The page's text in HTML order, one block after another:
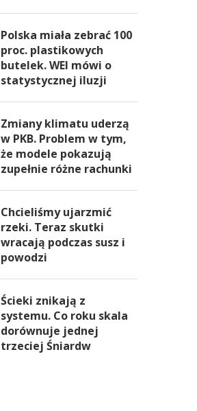
Polska miała zebrać 100
proc. plastikowych
butelek. WEI mówi o
statystycznej iluzji
Zmiany klimatu uderzą
w PKB. Problem w tym,
że modele pokazują
zupełnie różne rachunki
Chcieliśmy ujarzmić
rzeki. Teraz skutki
wracają podczas susz i
powodzi
Ścieki znikają z
systemu. Co roku skala
dorównuje jednej
trzeciej Śniardw